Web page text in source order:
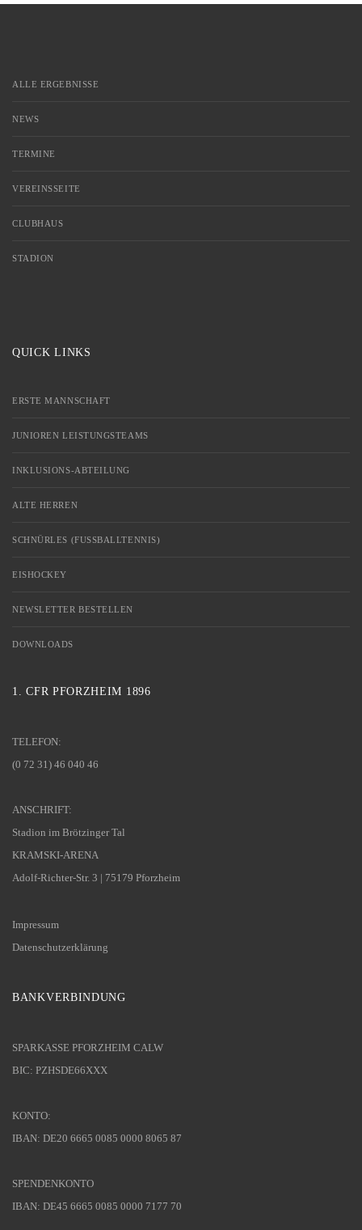
ALLE ERGEBNISSE
NEWS
TERMINE
VEREINSSEITE
CLUBHAUS
STADION
QUICK LINKS
ERSTE MANNSCHAFT
JUNIOREN LEISTUNGSTEAMS
INKLUSIONS-ABTEILUNG
ALTE HERREN
SCHNÜRLES (FUSSBALLTENNIS)
EISHOCKEY
NEWSLETTER BESTELLEN
DOWNLOADS
1. CFR PFORZHEIM 1896
TELEFON:
(0 72 31) 46 040 46
ANSCHRIFT:
Stadion im Brötzinger Tal
KRAMSKI-ARENA
Adolf-Richter-Str. 3 | 75179 Pforzheim
Impressum
Datenschutzerklärung
BANKVERBINDUNG
SPARKASSE PFORZHEIM CALW
BIC: PZHSDE66XXX
KONTO:
IBAN: DE20 6665 0085 0000 8065 87
SPENDENKONTO
IBAN: DE45 6665 0085 0000 7177 70